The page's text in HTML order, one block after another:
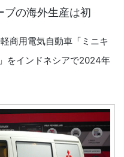
ブの海外生産は初
商用電気自動車「ミニキ
をインドネシアで2024年